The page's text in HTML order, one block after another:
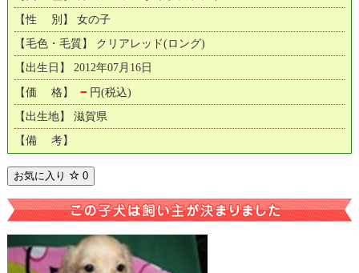
【性 別】 女の子
【毛色・毛質】 クリアレッド(ロング)
【出生日】 2012年07月16日
【価 格】 － 円(税込)
【出生地】 滋賀県
【備 考】
お気に入り 0